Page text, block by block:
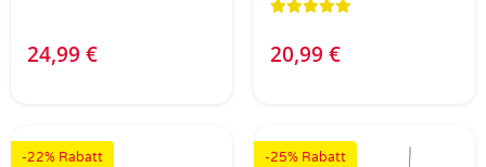
24,99 € 20,99 €
-22% Rabatt -25% Rabatt